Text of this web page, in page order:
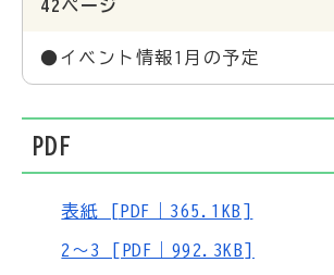
42ページ
●イベント情報1月の予定
PDF
表紙 [PDF｜365.1KB]
2～3 [PDF｜992.3KB]